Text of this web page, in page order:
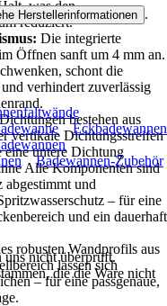
was den
reduziert.
Die integrierte
Öffnen sanft um 4 mm an.
schont die
verhindert zuverlässig
bestehen aus
vertikale Dichtungsstreifen
eine untere Dichtung
Alle Komponenten sind
abgestimmt und
– für eine
und ein dauerhaft
robusten Wandprofils aus
lassen sich
– für eine passgenaue,
Herstellerinformationen .
Eckbadewannen
Badewannen-Zubehör
nicht überprüft.
die die Ware nicht